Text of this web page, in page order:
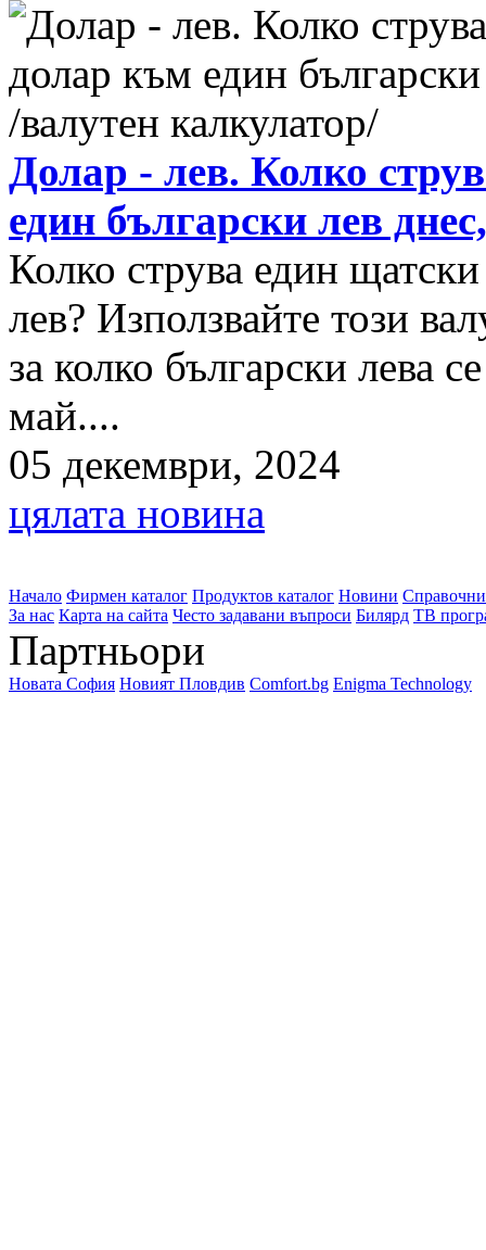
Долар - лев. Колко
един български лев
Колко струва един
лев? Използвайте този
за колко български лева
май....
05 декември, 2024
цялата новина
Начало Фирмен каталог Продуктов каталог Новини
За нас Карта на сайта Често задавани въпроси Билярд ТВ
Партньори
Новата София Новият Пловдив Comfort.bg Enigma Technology